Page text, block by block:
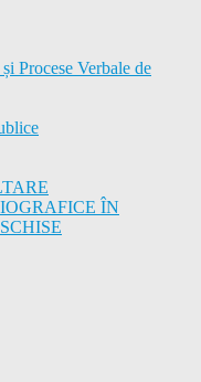
Procese Verbale de
ÎN